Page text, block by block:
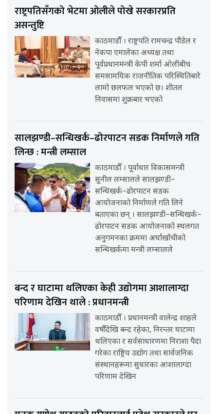
राष्ट्रपतिसँगको भेटमा ओलीले पोखे सरकारप्रति
असन्तुष्टि
काठमाडौँ । राष्ट्रपति रामचन्द्र पौडेल र
नेकपा एमालेका अध्यक्ष तथा
पूर्वप्रधानमन्त्री केपी शर्मा ओलीबीच
समसामयिक राजनीतिक परिस्थितिबारे
लामो छलफल भएको छ। शीतल
निवासमा शुक्रबार भएको
सालझण्डी–सन्धिखर्क–ढोरपाटन सडक निर्माणले गति
लिन्छ : मन्त्री लम्साल
काठमाडौँ । पूर्वाधार विकासमन्त्री
सुनील लम्सालले सालझण्डी–
सन्धिखर्क–ढोरपाटन सडक
आयोजनाको निर्माणले गति लिने
बताएका छन् । सालझण्डी–सन्धिखर्क–
ढोरपाटन सडक आयोजनाको स्थलगत
अनुगमनका क्रममा अर्घाखाँचीको
सन्धिखर्कमा मन्त्री लम्सालले
बन्द र घाटामा थलिएका केही उद्योगमा आशालाग्दा
परिणाम देखिन थाले : प्रधानमन्त्री
काठमाडौँ । प्रधानमन्त्री वालेन्द्र शाहले
वर्षौंदेखि बन्द रहेका, निरन्तर घाटामा
थलिएका र सर्वसाधारणमा निराशा पैदा
गरेका राष्ट्रिय उद्योग तथा सार्वजनिक
संस्थानहरूमा सुधारका आशालाग्दा
परिणाम देखिन